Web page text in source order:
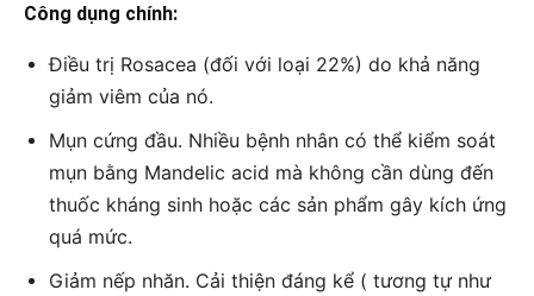
Công dụng chính:
Điều trị Rosacea (đối với loại 22%) do khả năng
giảm viêm của nó.
Mụn cứng đầu. Nhiều bệnh nhân có thể kiểm soát
mụn bằng Mandelic acid mà không cần dùng đến
thuốc kháng sinh hoặc các sản phẩm gây kích ứng
quá mức.
Giảm nếp nhăn. Cải thiện đáng kể ( tương tự như